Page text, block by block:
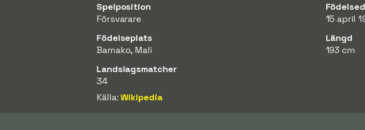
Spelposition
Försvarare
15 april
Födelseplats
Bamako, Mali
Längd
193 cm
Landslagsmatcher
34
Källa:Wikipedia